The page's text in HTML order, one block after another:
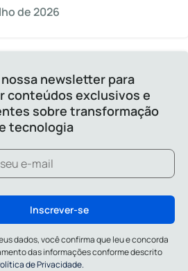
de 2026
newsletter para
conteúdos exclusivos e
sobre transformação
tecnologia
Inscrever-se
dados, você confirma que leu e concorda
das informações conforme descrito
de Privacidade.